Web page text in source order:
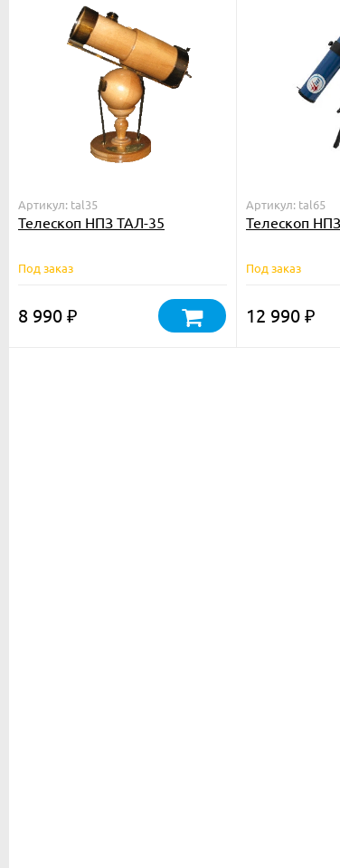
Артикул: tal35
Телескоп НПЗ ТАЛ-35
Под заказ
8 990 ₽
Артикул: tal65
Телескоп
Под заказ
12 990 ₽